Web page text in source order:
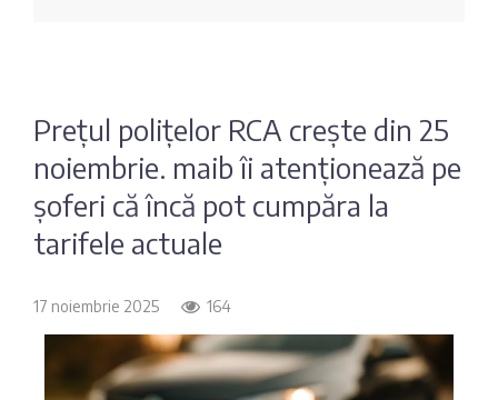
Maib
Moldindconbank
OTP Bank
ProCredit Bank
Prețul polițelor RCA crește din 25
noiembrie. maib îi atenționează pe
șoferi că încă pot cumpăra la
tarifele actuale
17 noiembrie 2025 164